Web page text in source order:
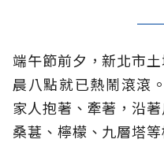
端午節前夕，新北市
晨八點就已熱鬧滾滾
家人抱著、牽著，沿
桑葚、檸檬、九層塔